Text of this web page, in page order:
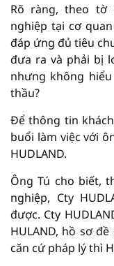
Rõ ràng, theo tờ
nghiệp tại cơ
đáp ứng đủ tiêu
đưa ra và phải bị
nhưng không
thầu?
Để thông tin
buổi làm việc với
HUDLAND.
Ông Tú cho biết,
nghiệp, Cty
được. Cty
HULAND, hồ sơ
căn cứ pháp lý thì